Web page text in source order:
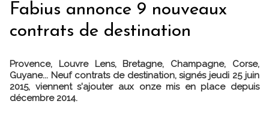
Fabius annonce 9 nouveaux
contrats de destination
Provence, Louvre Lens, Bretagne, Champagne, Corse,
Guyane... Neuf contrats de destination, signés jeudi 25 juin
2015, viennent s'ajouter aux onze mis en place depuis
décembre 2014.